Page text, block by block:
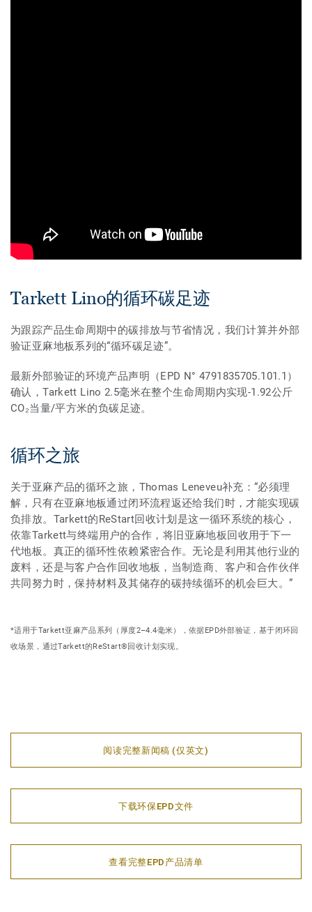
Tarkett Lino的循环碳足迹
为跟踪产品生命周期中的碳排放与节省情况，我们计算并外部
验证亚麻地板系列的“循环碳足迹”。
最新外部验证的环境产品声明（EPD N° 4791835705.101.1）
确认，Tarkett Lino 2.5毫米在整个生命周期内实现-1.92公斤
CO₂当量/平方米的负碳足迹。
循环之旅
关于亚麻产品的循环之旅，Thomas Leneveu补充：“必须理
解，只有在亚麻地板通过闭环流程返还给我们时，才能实现碳
负排放。Tarkett的ReStart回收计划是这一循环系统的核心，
依靠Tarkett与终端用户的合作，将旧亚麻地板回收用于下一
代地板。真正的循环性依赖紧密合作。无论是利用其他行业的
废料，还是与客户合作回收地板，当制造商、客户和合作伙伴
共同努力时，保持材料及其储存的碳持续循环的机会巨大。”
*适用于Tarkett亚麻产品系列（厚度2–4.4毫米），依据EPD外部验证，基于闭环回
收场景，通过Tarkett的ReStart®回收计划实现。
阅读完整新闻稿 (仅英文)
下载环保EPD文件
查看完整EPD产品清单